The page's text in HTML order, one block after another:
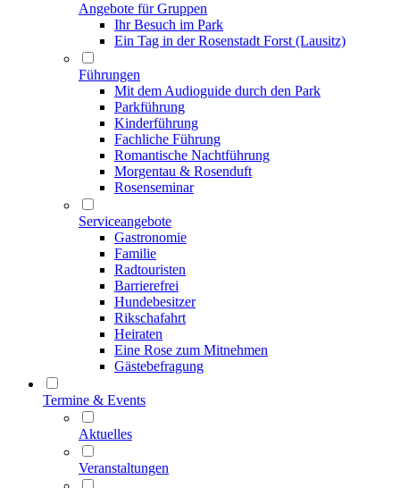
Angebote für Gruppen
Ihr Besuch im Park
Ein Tag in der Rosenstadt Forst (Lausitz)
Führungen
Mit dem Audioguide durch den Park
Parkführung
Kinderführung
Fachliche Führung
Romantische Nachtführung
Morgentau & Rosenduft
Rosenseminar
Serviceangebote
Gastronomie
Familie
Radtouristen
Barrierefrei
Hundebesitzer
Rikschafahrt
Heiraten
Eine Rose zum Mitnehmen
Gästebefragung
Termine & Events
Aktuelles
Veranstaltungen